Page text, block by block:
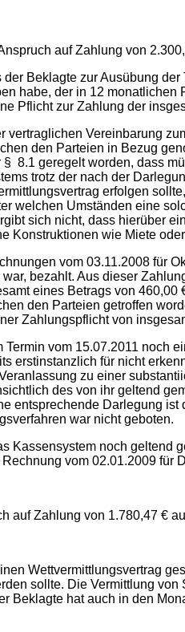
auf Zahlung von
Beklagte zur Ausübung
habe, der in 12
Pflicht zur Zahlung der
vertraglichen Vereinbarung
den Parteien in Bezug
8.1 geregelt worden, dass
trotz der nach der
erfolgen
welchen Umständen eine
sich nicht, dass hierüber
Konstruktionen wie Miete
vom 03.11.2008 für
bezahlt. Aus dieser
eines Betrags von
den Parteien getroffen
Zahlungspflicht von
vom 15.07.2011
erstinstanzlich für nicht
zu einer
des von ihr geltend
entsprechende Darlegung
war nicht geboten.
Kassensystem noch
vom 02.01.2009
auf Zahlung von 1.780,47 €
Wettvermittlungsvertrag
sollte. Die Vermittlung
Beklagte hat auch in den